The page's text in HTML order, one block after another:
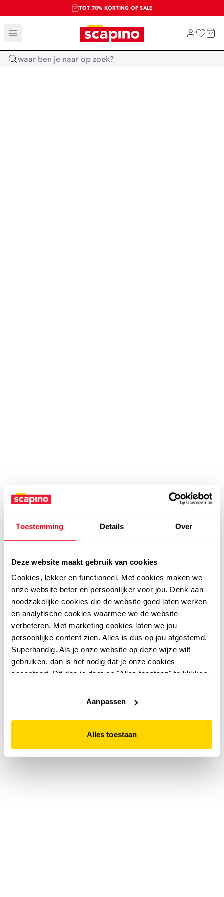
Toestemming Details Over
Deze website maakt gebruik van cookies
Cookies, lekker en functioneel. Met cookies maken we
onze website beter en persoonlijker voor jou. Denk aan
noodzakelijke cookies die de website goed laten werken
en analytische cookies waarmee we de website
verbeteren. Met marketing cookies laten we jou
persoonlijke content zien. Alles is dus op jou afgestemd.
Superhandig. Als je onze website op deze wijze wilt
gebruiken, dan is het nodig dat je onze cookies
accepteert. Dit doe je door op "Alles toestaan" te klikken.
website niet optimaal functioneert.
Aanpassen
Alles toestaan
TOT 70% KORTING OP SALE
SALE: LAATSTE KANS!
SHOP NIEUW
Home